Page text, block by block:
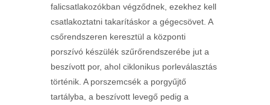
falicsatlakozókban végződnek, ezekhez kell
csatlakoztatni takarításkor a gégecsövet. A
csőrendszeren keresztül a központi
porszívó készülék szűrőrendszerébe jut a
beszívott por, ahol ciklonikus porleválasztás
történik. A porszemcsék a porgyűjtő
tartályba, a beszívott levegő pedig a